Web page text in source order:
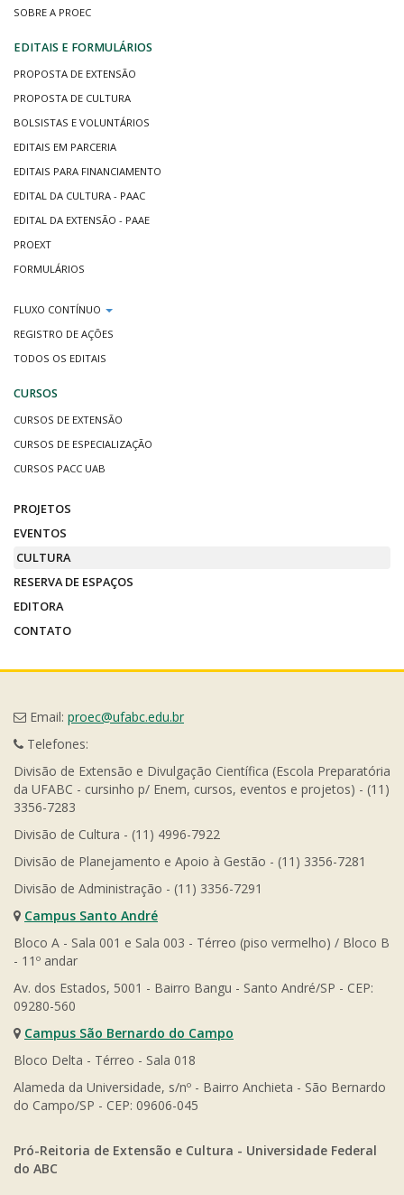
SOBRE A PROEC
EDITAIS E FORMULÁRIOS
PROPOSTA DE EXTENSÃO
PROPOSTA DE CULTURA
BOLSISTAS E VOLUNTÁRIOS
EDITAIS EM PARCERIA
EDITAIS PARA FINANCIAMENTO
EDITAL DA CULTURA - PAAC
EDITAL DA EXTENSÃO - PAAE
PROEXT
FORMULÁRIOS
FLUXO CONTÍNUO
REGISTRO DE AÇÕES
TODOS OS EDITAIS
CURSOS
CURSOS DE EXTENSÃO
CURSOS DE ESPECIALIZAÇÃO
CURSOS PACC UAB
PROJETOS
EVENTOS
CULTURA
RESERVA DE ESPAÇOS
EDITORA
CONTATO
Email: proec@ufabc.edu.br
Telefones:
Divisão de Extensão e Divulgação Científica (Escola Preparatória
da UFABC - cursinho p/ Enem, cursos, eventos e projetos) - (11)
3356-7283
Divisão de Cultura - (11) 4996-7922
Divisão de Planejamento e Apoio à Gestão - (11) 3356-7281
Divisão de Administração - (11) 3356-7291
Campus Santo André
Bloco A - Sala 001 e Sala 003 - Térreo (piso vermelho) / Bloco B
- 11º andar
Av. dos Estados, 5001 - Bairro Bangu - Santo André/SP - CEP:
09280-560
Campus São Bernardo do Campo
Bloco Delta - Térreo - Sala 018
Alameda da Universidade, s/nº - Bairro Anchieta - São Bernardo
do Campo/SP - CEP: 09606-045
Pró-Reitoria de Extensão e Cultura - Universidade Federal
do ABC